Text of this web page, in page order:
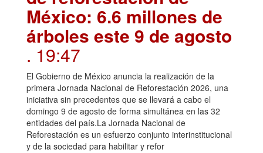
México: 6.6 millones de
árboles este 9 de agosto
. 19:47
El Gobierno de México anuncia la realización de la
primera Jornada Nacional de Reforestación 2026, una
iniciativa sin precedentes que se llevará a cabo el
domingo 9 de agosto de forma simultánea en las 32
entidades del país.La Jornada Nacional de
Reforestación es un esfuerzo conjunto interinstitucional
y de la sociedad para habilitar y refor